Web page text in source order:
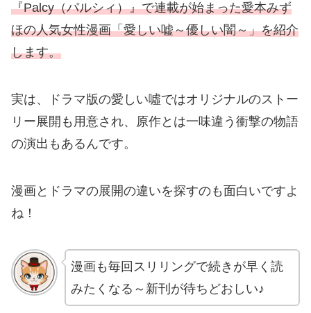
『Palcy（パルシィ）』で連載が始まった愛本みず
ほの人気女性漫画「愛しい嘘～優しい闇～」を紹介
します。
実は、ドラマ版の愛しい噓ではオリジナルのストー
リー展開も用意され、原作とは一味違う衝撃の物語
の演出もあるんです。
漫画とドラマの展開の違いを探すのも面白いですよ
ね！
漫画も毎回スリリングで続きが早く読
みたくなる～新刊が待ちどおしい♪